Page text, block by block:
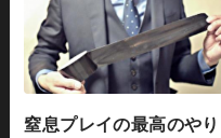
窒息プレイの最高のやり